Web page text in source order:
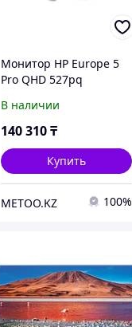
Монитор HP Europe 5
Pro QHD 527pq
В наличии
140 310₸
Купить
METOO.KZ 100%